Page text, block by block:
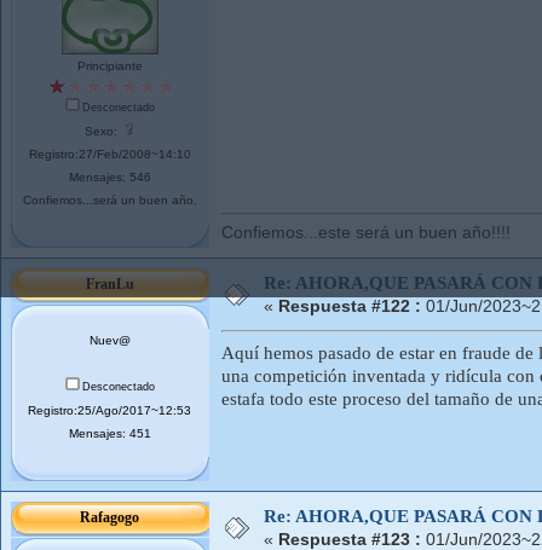
Principiante
Desconectado
Sexo:
Registro:27/Feb/2008~14:10
Mensajes: 546
Confiemos...será un buen año.
Confiemos...este será un buen año!!!!
FranLu
Nuev@
Desconectado
Registro:25/Ago/2017~12:53
Mensajes: 451
Re: AHORA,QUE PASARÁ
« Respuesta #122 : 01/Jun/
Aquí hemos pasado de estar en fraude
una competición inventada y ridícula con
estafa todo este proceso del tamaño de
Rafagogo Re: AHORA,QUE PASARÁ
« Respuesta #123 : 01/Jun/